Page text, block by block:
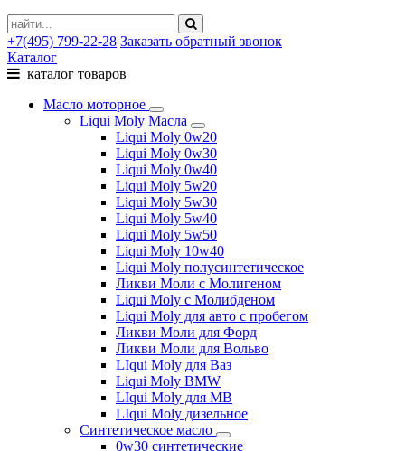
+7(495) 799-22-28 Заказать обратный звонок
Каталог
каталог товаров
Масло моторное
Liqui Moly Масла
Liqui Moly 0w20
Liqui Moly 0w30
Liqui Moly 0w40
Liqui Moly 5w20
Liqui Moly 5w30
Liqui Moly 5w40
Liqui Moly 5w50
Liqui Moly 10w40
Liqui Moly полусинтетическое
Ликви Моли с Молигеном
Liqui Moly с Молибденом
Liqui Moly для авто с пробегом
Ликви Моли для Форд
Ликви Моли для Вольво
LIqui Moly для Ваз
Liqui Moly BMW
LIqui Moly для MB
LIqui Moly дизельное
Синтетическое масло
0w30 синтетические